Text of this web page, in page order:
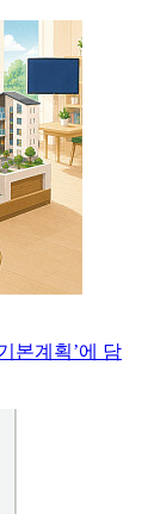
본계획’에 담